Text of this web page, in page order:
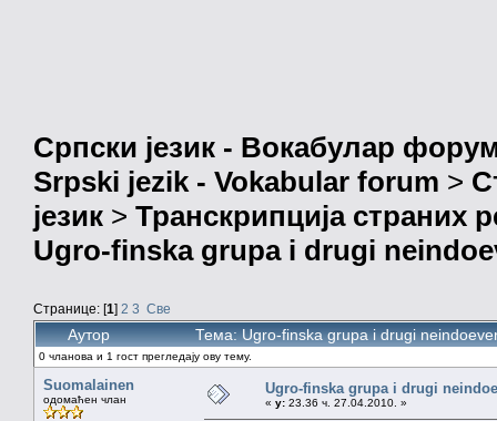
Српски језик - Вокабулар
Srpski jezik - Vokabular forum >
језик > Транскрипција страних
Ugro-finska grupa i drugi
Странице: [1] 2 3 Све
Аутор Тема: Ugro-finska grupa i drugi
0 чланова и 1 гост прегледају ову тему.
Suomalainen
одомаћен члан
Ugro-finska grupa i drugi
« у: 23.36 ч. 27.04.2010. »